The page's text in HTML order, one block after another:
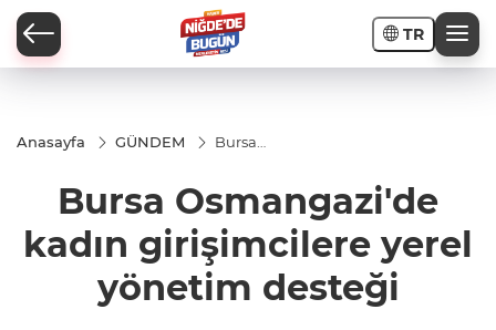
TR
Anasayfa GÜNDEM
Bursa
girişimcilere
yerel yönetim
desteği
Bursa Osmangazi'de
kadın girişimcilere yerel
yönetim desteği